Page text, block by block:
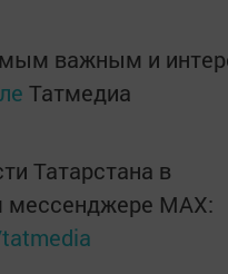
важным и
Татмедиа
Татарстана в
мессенджере MАХ: